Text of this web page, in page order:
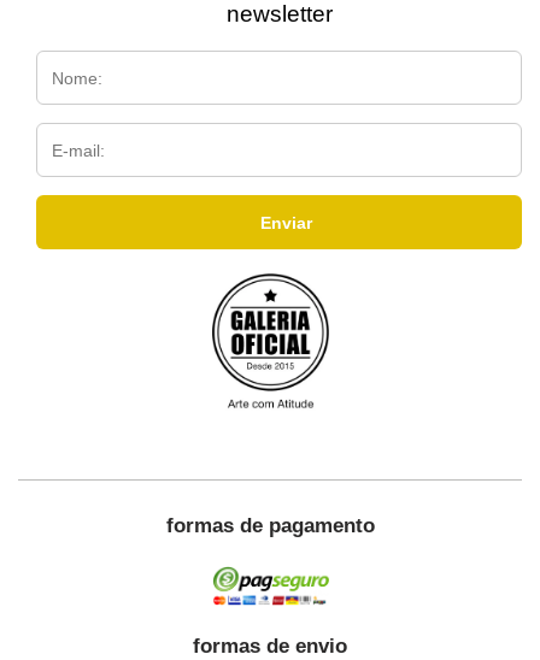
newsletter
formas de pagamento
formas de envio